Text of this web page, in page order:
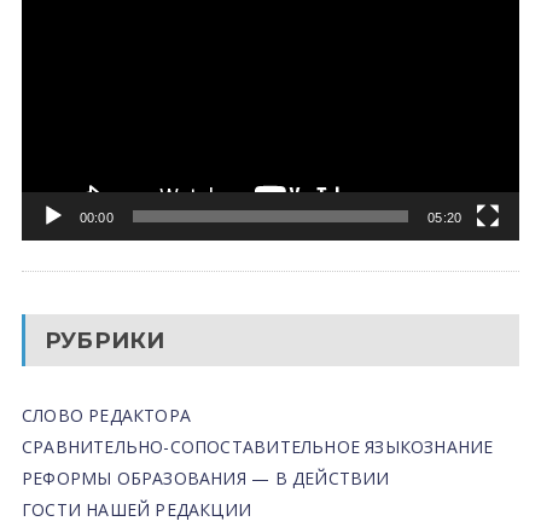
00:00 05:20
РУБРИКИ
СЛОВО РЕДАКТОРА
СРАВНИТЕЛЬНО-СОПОСТАВИТЕЛЬНОЕ ЯЗЫКОЗНАНИЕ
РЕФОРМЫ ОБРАЗОВАНИЯ — В ДЕЙСТВИИ
ГОСТИ НАШЕЙ РЕДАКЦИИ